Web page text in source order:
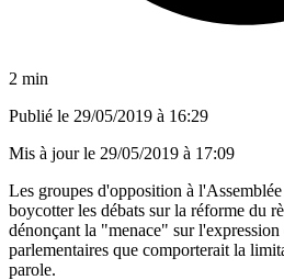
2 min
Publié le 29/05/2019 à 16:29
Mis à jour le 29/05/2019 à 17:09
Les groupes d'opposition à
boycotter les débats sur la réforme du
dénonçant la "menace" sur l'expression
parlementaires que comporterait la
parole.